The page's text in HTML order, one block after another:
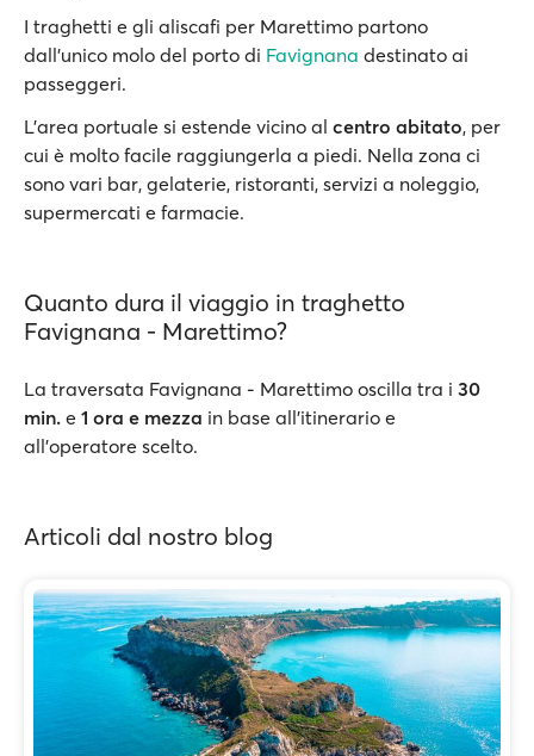
I traghetti e gli aliscafi per Marettimo partono
dall’unico molo del porto di Favignana destinato ai
passeggeri.
L’area portuale si estende vicino al centro abitato, per
cui è molto facile raggiungerla a piedi. Nella zona ci
sono vari bar, gelaterie, ristoranti, servizi a noleggio,
supermercati e farmacie.
Quanto dura il viaggio in traghetto
Favignana - Marettimo?
La traversata Favignana - Marettimo oscilla tra i 30
min. e 1 ora e mezza in base all’itinerario e
all’operatore scelto.
Articoli dal nostro blog